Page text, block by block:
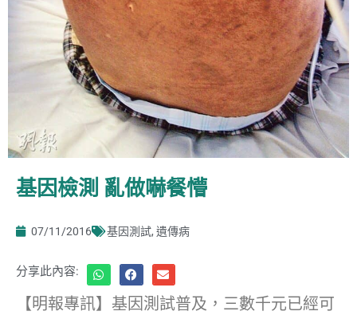
基因檢測 亂做嚇餐懵
07/11/2016 基因測試, 遺傳病
分享此內容:
【明報專訊】基因測試普及，三數千元已經可